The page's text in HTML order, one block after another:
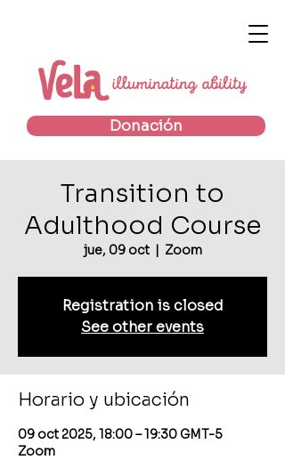
Donación
Transition to
Adulthood Course
jue, 09 oct
  |
Zoom
Registration is closed
See other events
Horario y ubicación
09 oct 2025, 18:00 – 19:30 GMT-5
Zoom